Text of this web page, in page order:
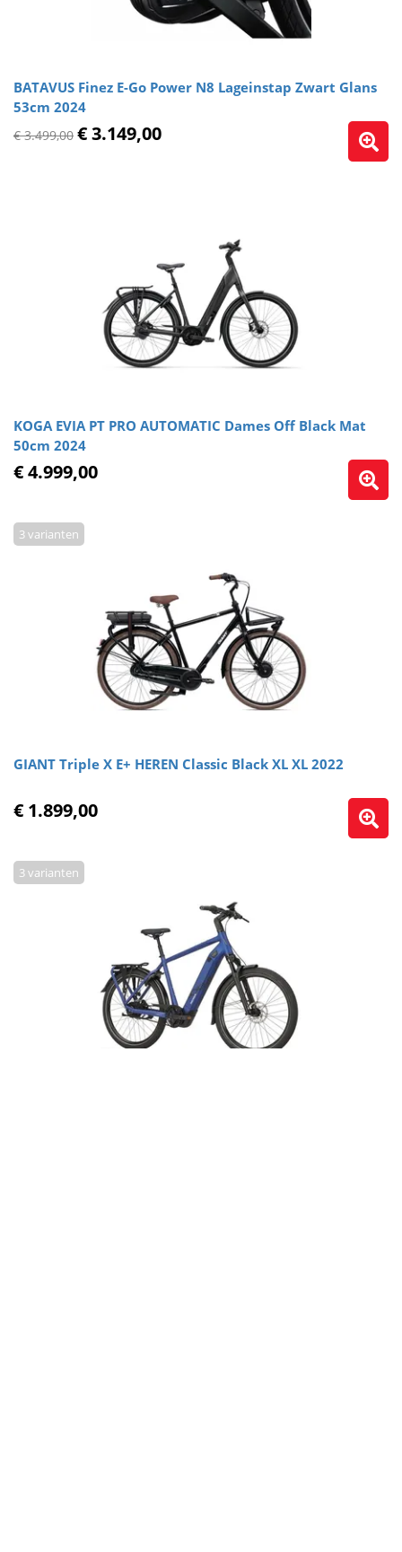
BATAVUS Finez E-Go Power N8 Lageinstap Zwart Glans
53cm 2024
€ 3.499,00 € 3.149,00
KOGA EVIA PT PRO AUTOMATIC Dames Off Black Mat
50cm 2024
€ 4.999,00
GIANT Triple X E+ HEREN Classic Black XL XL 2022
3 varianten
€ 1.899,00
3 varianten